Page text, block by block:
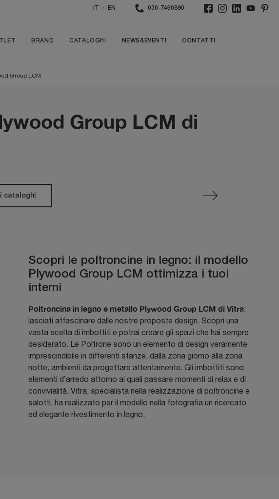
/ EN 030-7460890
BRAND CATALOGHI NEWS&EVENTI CONTATTI
Group LCM
Group LCM di
cataloghi
Scopri le poltroncine in legno: il modello
Plywood Group LCM ottimizza i tuoi
interni
Poltroncina in legno e metallo Plywood Group LCM di Vitra:
lasciati affascinare dalle nostre proposte design. Scopri una
vasta scelta di imbottiti e potrai creare gli spazi che hai sempre
desiderato. Le Poltrone sono un elemento di design veramente
imprescindibile in differenti stanze, dalla zona giorno alla zona
notte, ambienti da progettare attentamente. Gli imbottiti sono
elementi d’arredo attorno ai quali passare momenti di relax e di
convivialità. Vitra, specialista nella realizzazione di poltroncine e
salotti, ha realizzato per il modello nella fotografia un ricercato
ed elegante rivestimento in legno.